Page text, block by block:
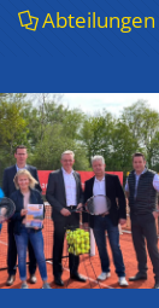
Abteilungen